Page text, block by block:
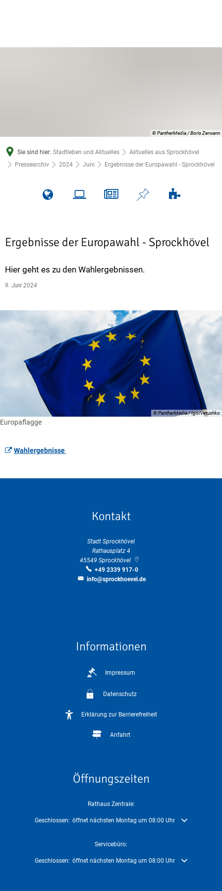
© PantherMedia / Boris Zerwann
Sie sind hier: Stadtleben und Aktuelles
Aktuelles aus Sprockhövel
Pressearchiv
2024 Juni Ergebnisse der Europawahl - Sprockhövel
Ergebnisse der Europawahl - Sprockhövel
Hier geht es zu den Wahlergebnissen.
9. Juni 2024
© PantherMedia / IgorVetushko
Europaflagge
Wahlergebnisse
Kontakt
Stadt Sprockhövel
Rathausplatz 4
45549 Sprockhövel
+49 2339 917-0
info@sprockhoevel.de
Informationen
Impressum
Datenschutz
Erklärung zur Barrierefreiheit
Anfahrt
Öffnungszeiten
Rathaus Zentrale:
Klicken, um weitere Öffnungs- oder Schließzeiten auszublenden
Geschlossen: öffnet nächsten Montag um 08:00 Uhr
Servicebüro:
Klicken, um weitere Öffnungs- oder Schließzeiten auszublenden
Geschlossen: öffnet nächsten Montag um 08:00 Uhr